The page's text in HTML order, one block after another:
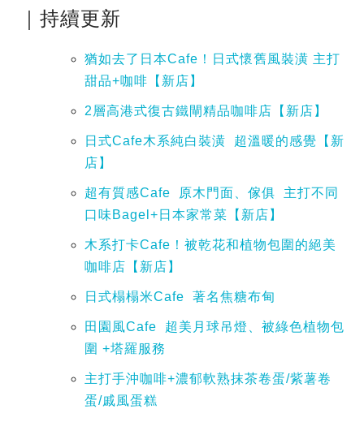
｜持續更新
猶如去了日本Cafe！日式懷舊風裝潢 主打
甜品+咖啡【新店】
2層高港式復古鐵閘精品咖啡店【新店】
日式Cafe木系純白裝潢 超溫暖的感覺 【新
店】
超有質感Cafe 原木門面、傢俱 主打不同
口味Bagel+日本家常菜 【新店】
木系打卡Cafe！被乾花和植物包圍的絕美
咖啡店 【新店】
日式榻榻米Cafe 著名焦糖布甸
田園風Cafe 超美月球吊燈、被綠色植物包
圍 +塔羅服務
主打手沖咖啡+濃郁軟熟抹茶卷蛋/紫薯卷
蛋/戚風蛋糕